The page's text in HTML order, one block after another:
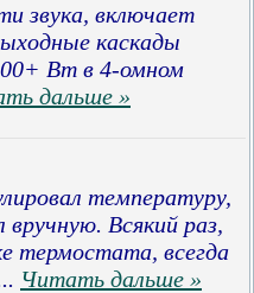
звука, включает
каскады
Вт в 4-омном
дальше »
температуру,
Всякий раз,
термостата, всегда
Читать дальше »